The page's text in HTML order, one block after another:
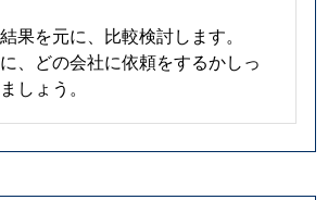
果を元に、比較検討します。
、どの会社に依頼をするかしっ
しょう。